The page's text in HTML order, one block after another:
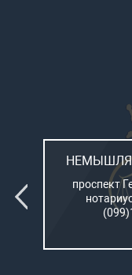
проспект